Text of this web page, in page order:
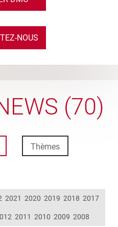
NOUS
(70)
Thèmes
2021 2020 2019 2018 2017
2011 2010 2009 2008